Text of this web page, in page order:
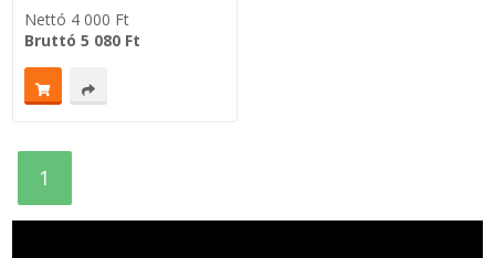
Nettó 4 000 Ft
Bruttó5 080 Ft
1